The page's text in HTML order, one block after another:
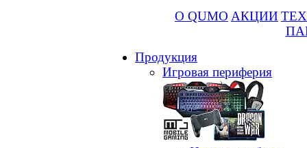
О QUMO АКЦИИ
Продукция
Игровая периферия